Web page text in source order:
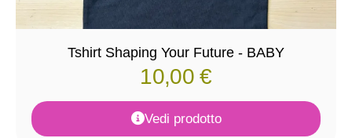
Tshirt Shaping Your Future - BABY
10,00€
Vedi prodotto